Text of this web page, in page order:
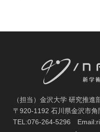
（担当）金沢大学 研究推進
〒920-1192 石川県金沢市角
TEL:076-264-5296